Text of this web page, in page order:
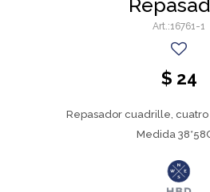
16761-1
$ 24
Repasador cuadrille,
Medida